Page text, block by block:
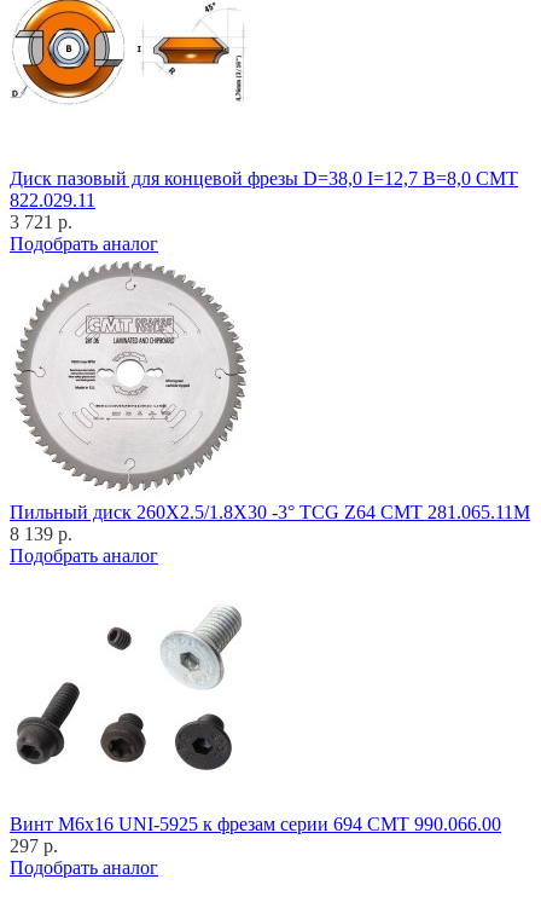
Диск пазовый для концевой фрезы D=38,0 I=12,7 B=8,0 CMT
822.029.11
3 721 р.
Подобрать аналог
Пильный диск 260X2.5/1.8X30 -3° TCG Z64 CMT 281.065.11M
8 139 р.
Подобрать аналог
Винт M6x16 UNI-5925 к фрезам серии 694 CMT 990.066.00
297 р.
Подобрать аналог